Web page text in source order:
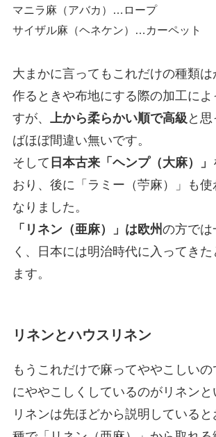
マニラ麻（アバカ）…ロープ
サイザル麻（ヘネケン）…カーペット
大まかに言ってもこれだけの種類は
作るときや布地にする際の加工によ
すが、
上から柔らかい順で高級 と
ばほぼ間違い無いです。
そして 日本古来「ヘンプ（大麻）」
おり、後に「ラミー（苧麻）」も使
なりました。
「リネン（亜麻）」は欧州の方では
く、日本には明治時代に入ってき
ます。
リネンとハウスリネン
もうこれだけで麻ってややこしいの
にややこしくしているのがリネンと
リネンは先ほどから説明している